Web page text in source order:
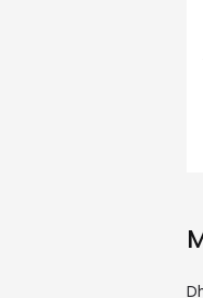
मेष- आज मेष
शुरू करने की
किसी स्रोत से